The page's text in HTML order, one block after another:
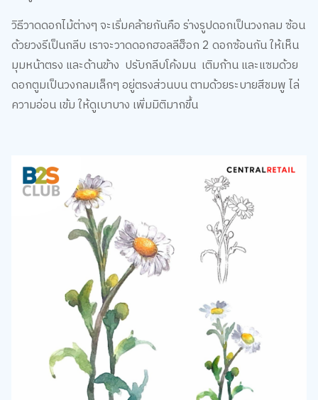
วิธีวาดดอกไม้ต่างๆ จะเริ่มคล้ายกันคือ ร่างรูปดอกเป็นวงกลม ซ้อน
ด้วยวงรีเป็นกลีบ เราจะวาดดอกฮอลลีฮ็อก 2 ดอกซ้อนกัน ให้เห็น
มุมหน้าตรง และด้านข้าง ปรับกลีบโค้งมน เติมก้าน และแซมด้วย
ดอกตูมเป็นวงกลมเล็กๆ อยู่ตรงส่วนบน ตามด้วยระบายสีชมพู ไล่
ความอ่อน เข้ม ให้ดูเบาบาง เพิ่มมิติมากขึ้น